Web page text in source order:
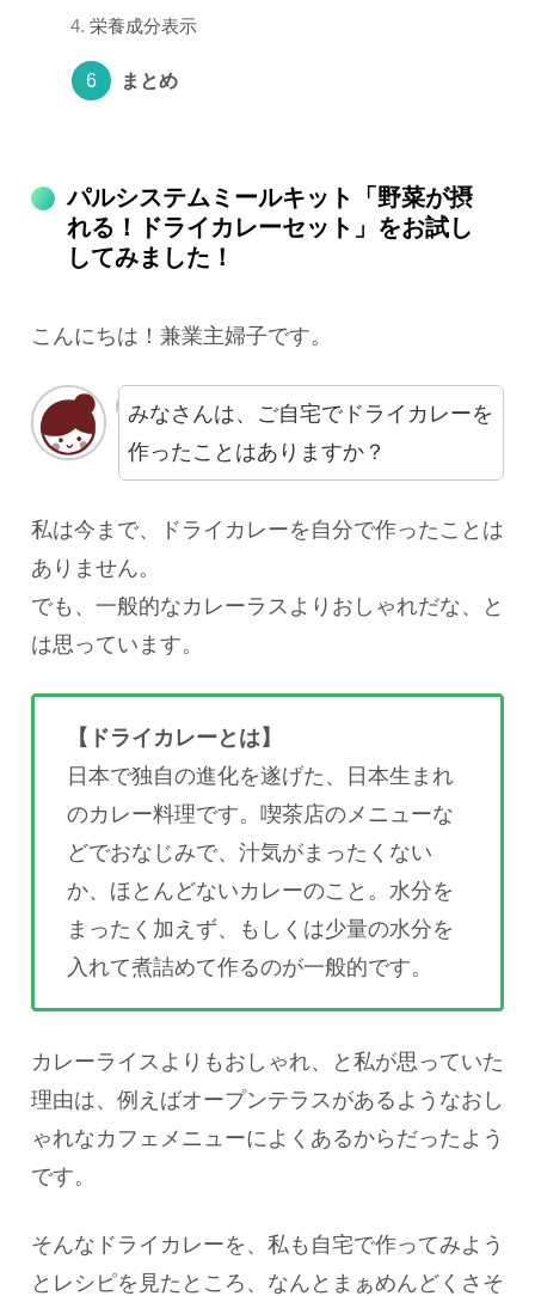
栄養成分表示
まとめ
パルシステムミールキット「野菜が摂
れる！ドライカレーセット」をお試し
してみました！
こんにちは！兼業主婦子です。
みなさんは、ご自宅でドライカレーを
作ったことはありますか？
私は今まで、ドライカレーを自分で作ったことは
ありません。
でも、一般的なカレーラスよりおしゃれだな、と
は思っています。
【ドライカレーとは】
日本で独自の進化を遂げた、日本生まれ
のカレー料理です。喫茶店のメニューな
どでおなじみで、汁気がまったくない
か、ほとんどないカレーのこと。水分を
まったく加えず、もしくは少量の水分を
入れて煮詰めて作るのが一般的です。
カレーライスよりもおしゃれ、と私が思っていた
理由は、例えばオープンテラスがあるようなおし
ゃれなカフェメニューによくあるからだったよう
です。
そんなドライカレーを、私も自宅で作ってみよう
とレシピを見たところ、なんとまぁめんどくさそ